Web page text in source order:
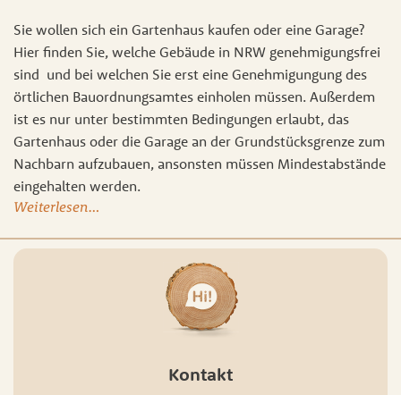
Sie wollen sich ein Gartenhaus kaufen oder eine Garage?
Hier finden Sie, welche Gebäude in NRW genehmigungsfrei
sind und bei welchen Sie erst eine Genehmigungung des
örtlichen Bauordnungsamtes einholen müssen. Außerdem
ist es nur unter bestimmten Bedingungen erlaubt, das
Gartenhaus oder die Garage an der Grundstücksgrenze zum
Nachbarn aufzubauen, ansonsten müssen Mindestabstände
eingehalten werden.
Weiterlesen…
Kontakt